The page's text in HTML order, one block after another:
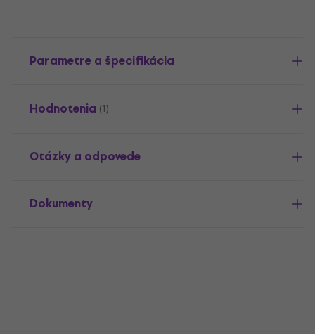
Parametre a špecifikácia
Hodnotenia (1)
Otázky a odpovede
Dokumenty